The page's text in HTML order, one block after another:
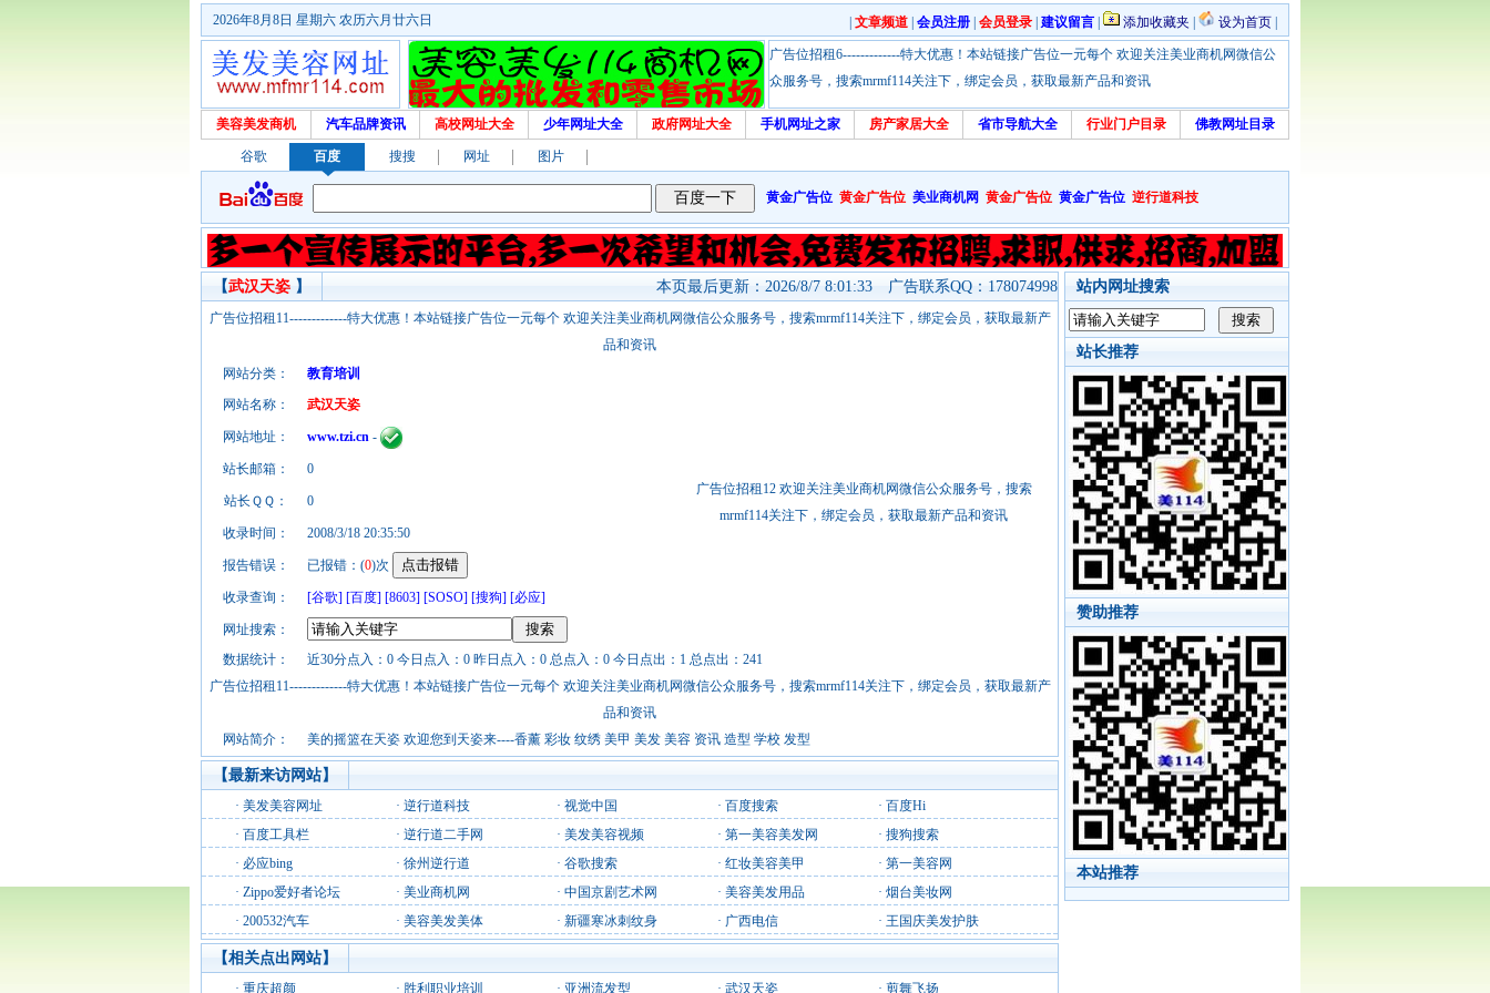
文章频道 会员注册 会员登录 建议留言 添加收藏夹 设为首页
2026年8月8日 星期六 农历六月廿六日
广告位招租6-------------特大优惠！本站链接广告位一元每个 欢迎关注美业商机网微信公
众服务号，搜索mrmf114关注下，绑定会员，获取最新产品和资讯
美容美发商机 汽车品牌资讯 高校网址大全 少年网址大全 政府网址大全 手机网址之家 房产家居大全 省市导航大全 行业门户目录 佛教网址目录
谷歌 百度 搜搜 网址 图片
黄金广告位 黄金广告位 美业商机网 黄金广告位 黄金广告位 逆行道科技
站内网址搜索
站长推荐
赞助推荐
本站推荐
本页最后更新：2026/8/7 8:01:33 广告联系QQ：178074998
【武汉天姿 】
广告位招租11-------------特大优惠！本站链接广告位一元每个 欢迎关注美业商机网微信公众服务号，搜索mrmf114关注下，绑定会员，获取最新产
品和资讯
网站分类：
教育培训
广告位招租12 欢迎关注美业商机网微信公众服务号，搜索
mrmf114关注下，绑定会员，获取最新产品和资讯
网站名称： 武汉天姿
网站地址： www.tzi.cn -
站长邮箱： 0
站长ＱＱ： 0
收录时间： 2008/3/18 20:35:50
报告错误： 已报错：(0)次
收录查询： [谷歌] [百度] [8603] [SOSO] [搜狗] [必应]
网址搜索：
数据统计：
近30分点入：0 今日点入：0 昨日点入：0 总点入：0 今日点出：1 总点出：241
广告位招租11-------------特大优惠！本站链接广告位一元每个 欢迎关注美业商机网微信公众服务号，搜索mrmf114关注下，绑定会员，获取最新产
品和资讯
网站简介：
美的摇篮在天姿 欢迎您到天姿来----香薰 彩妆 纹绣 美甲 美发 美容 资讯 造型 学校 发型
【最新来访网站】
· 美发美容网址 · 逆行道科技 · 视觉中国 · 百度搜索 · 百度Hi
· 百度工具栏 · 逆行道二手网 · 美发美容视频 · 第一美容美发网 · 搜狗搜索
· 必应bing · 徐州逆行道 · 谷歌搜索 · 红妆美容美甲 · 第一美容网
· Zippo爱好者论坛 · 美业商机网 · 中国京剧艺术网 · 美容美发用品 · 烟台美妆网
· 200532汽车 · 美容美发美体 · 新疆寒冰刺纹身 · 广西电信 · 王国庆美发护肤
【相关点出网站】
· 重庆超颜 · 胜利职业培训 · 亚洲流发型 · 武汉天姿 · 剪舞飞扬